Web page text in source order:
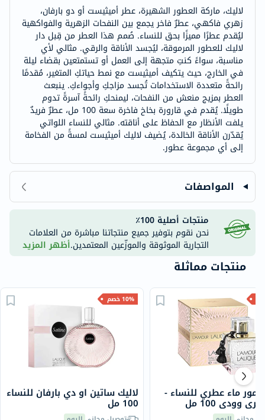
لاليك، ماركة العطور الشهيرة، عطر أميثيست أو دو بارفان،
زهري فاكهي، عطرٌ فاخر يجمع بين النفحات الزهرية والفواكهية
ليُقدم عطرًا مميزًا بحق للنساء. صُمم هذا العطر من قِبل دار
لاليك للعطور المرموقة، ليُجسد الأناقة والرقي. مثالي لأي
مناسبة، سواءً كنتِ متجهة إلى العمل أو تستمتعين بقضاء ليلة
في الخارج، حيث يتكيف أميثيست مع نمط حياتكِ المتغير، مُقدمًا
رائحةً متعددة الاستخدامات تُجسد مزاجكِ وأجواءكِ. ينبعث
العطر بمزيج منعش من النفحات، ليمنحكِ رائحةً آسرةً تدوم
طويلًا. يُقدم في قارورة بخاخ فاخرة سعة 100 مل، عطرٌ فريدٌ
يلفت الأنظار مع الحفاظ على أناقته. مثالي للنساء اللواتي
يُقدّرن الأناقة الخالدة، يُضيف لاليك أميثيست لمسةً من الفخامة
إلى أي مجموعة عطور.
المواصفات
منتجات أصلية 100٪
نحن نقوم بتوفير جميع منتجاتنا مباشرة من العلامات
التجارية الموثوقة والموزّعين المعتمدين.أظهر المزيد
منتجات مماثلة
10% خصم
لاليك ساتين او دي بارفان للنساء
100 مل
لامور ماء عطري للنساء -
وودي 100 مل